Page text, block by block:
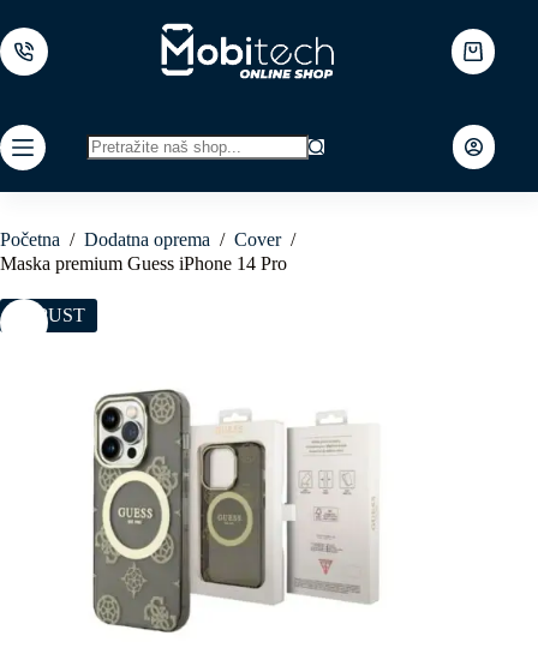
to
content
Shopping
cart
results
Početna / Dodatna oprema / Cover /
Maska premium Guess iPhone 14 Pro
POPUST